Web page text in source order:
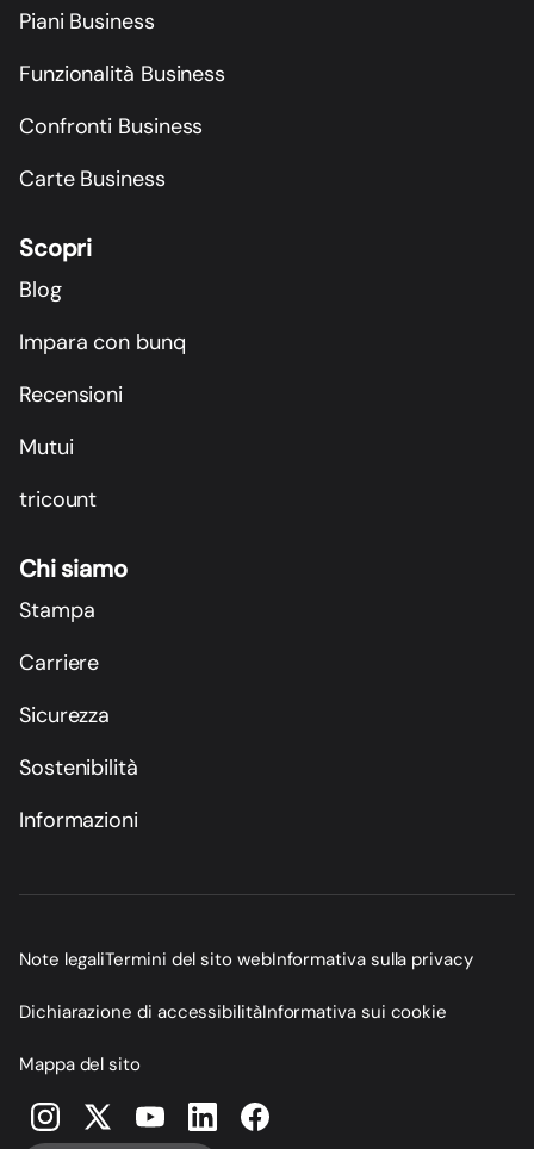
Piani Business
Funzionalità Business
Confronti Business
Carte Business
Scopri
Blog
Impara con bunq
Recensioni
Mutui
tricount
Chi siamo
Stampa
Carriere
Sicurezza
Sostenibilità
Informazioni
Note legaliTermini del sito webInformativa sulla privacy
Dichiarazione di accessibilitàInformativa sui cookie
Mappa del sito